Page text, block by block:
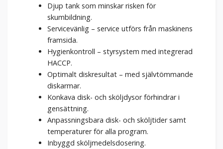
Djup tank som minskar risken för
skumbildning.
Servicevänlig – service utförs från maskinens
framsida.
Hygienkontroll – styrsystem med integrerad
HACCP.
Optimalt diskresultat – med självtömmande
diskarmar.
Konkava disk- och sköljdysor förhindrar i
gensättning.
Anpassningsbara disk- och sköljtider samt
temperaturer för alla program.
Inbyggd sköljmedelsdosering.